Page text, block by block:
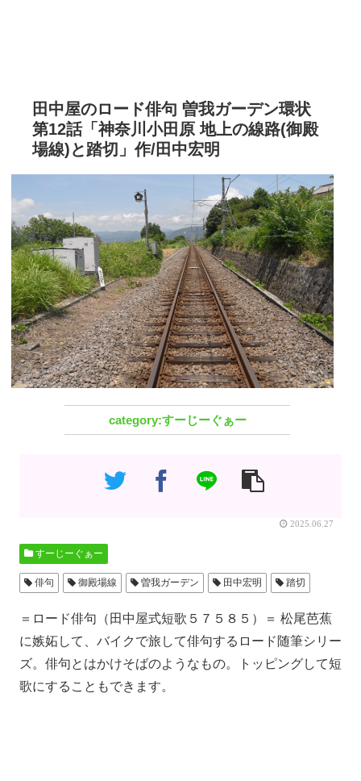
田中屋のロード俳句 曽我ガーデン環状
第12話「神奈川小田原 地上の線路(御殿
場線)と踏切」作/田中宏明
すーじーぐぁー
2025.06.27
すーじーぐぁー
俳句 御殿場線 曽我ガーデン 田中宏明 踏切
＝ロード俳句（田中屋式短歌５７５８５）＝ 松尾芭蕉
に嫉妬して、バイクで旅して俳句するロード随筆シリー
ズ。俳句とはかけそばのようなもの。トッピングして短
歌にすることもできます。